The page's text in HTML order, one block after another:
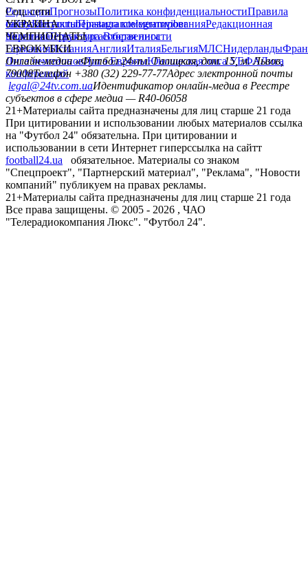
РедакцияПрогнозыПолитика конфиденциальностиПравила
сайтуКонтактыПравила комментированияРедакционная
политикаСтруктура собственности
Соц. сети
facebookxyoutubeinstagramtelegramviber
УКРАИНА
УкраинаПервая лигаВторая лига
ЧЕМПИОНАТЫ
ГерманияИспанияАнглияИталияБельгияМЛСНидерланды
ЕВРОКУБКИ
Лига чемпионовЛига ЕвропыЮношеская лига УЕФАЛига
конференций
Онлайн-медиа «Футбол 24»пл. Галицкая, дом. 15, м. Львов,
79008Телефон +380 (32) 229-77-77Адрес электронной почты
legal@24tv.com.uaИдентификатор онлайн-медиа в Реестре
субъектов в сфере медиа — R40-06058
21+Материалы сайта предназначены для лиц старше 21 года
При цитировании и использовании любых материалов ссылка
на "Футбол 24" обязательна. При цитировании и
использовании в сети Интернет гиперссылка на сайтт
football24.ua
обязательное. Материалы со знаком
"Спецпроект", "Партнерский материал", "Реклама", "Новости
компаний" публикуем на правах рекламы.
21+Материалы сайта предназначены для лиц старше 21 года
Все права защищены. © 2005 - 2026 , ЧАО
"Телерадиокомпания Люкс". "Футбол 24".